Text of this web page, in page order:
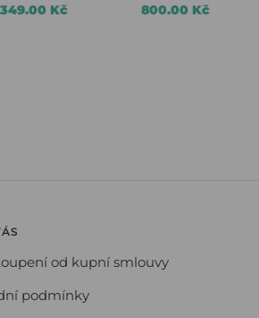
349.00 Kč 800.00 Kč
od kupní smlouvy
podmínky